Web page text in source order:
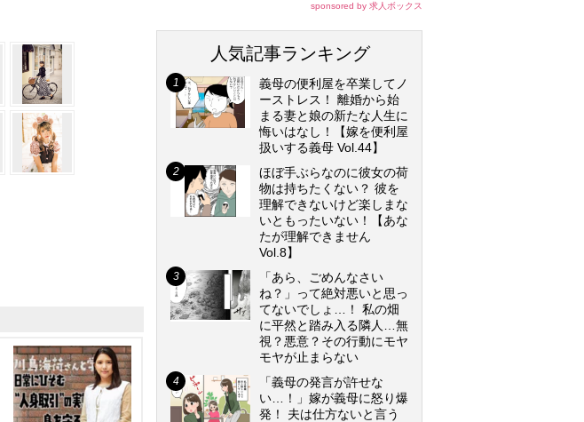
sponsored by 求人ボックス
人気記事ランキング
義母の便利屋を卒業してノ
ーストレス！ 離婚から始
まる妻と娘の新たな人生に
悔いはなし！【嫁を便利屋
扱いする義母 Vol.44】
ほぼ手ぶらなのに彼女の荷
物は持ちたくない？ 彼を
理解できないけど楽しまな
いともったいない！【あな
たが理解できません
Vol.8】
「あら、ごめんなさい
ね？」って絶対悪いと思っ
てないでしょ…！ 私の畑
に平然と踏み入る隣人…無
視？悪意？その行動にモヤ
モヤが止まらない
「義母の発言が許せな
い…！」嫁が義母に怒り爆
発！ 夫は仕方ないと言う